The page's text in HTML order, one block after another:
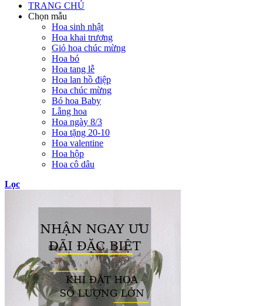
TRANG CHỦ
Chọn mẫu
Hoa sinh nhật
Hoa khai trương
Giỏ hoa chúc mừng
Hoa bó
Hoa tang lễ
Hoa lan hồ điệp
Hoa chúc mừng
Bó hoa Baby
Lẵng hoa
Hoa ngày 8/3
Hoa tặng 20-10
Hoa valentine
Hoa hộp
Hoa cô dâu
Lọc